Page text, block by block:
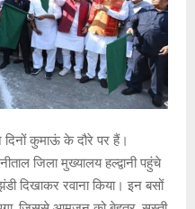
दिनों कुमाऊं के दौरे पर हैं।
जिला मुख्यालय हल्द्वानी पहुंचे
दिखाकर रवाना किया। इन बसों